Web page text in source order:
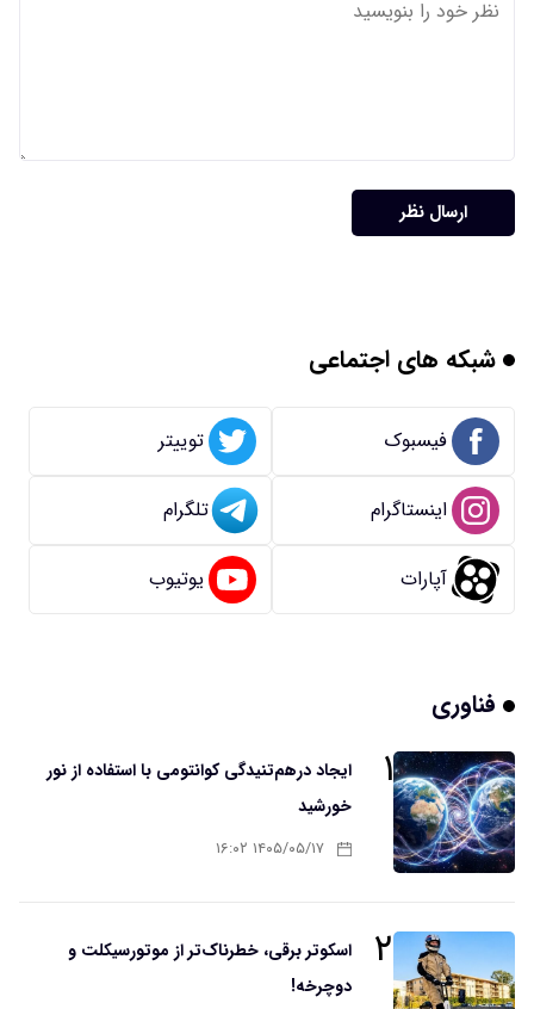
ارسال نظر
شبکه های اجتماعی
فیسبوک توییتر
اینستاگرام تلگرام
آپارات یوتیوب
فناوری
۱
ایجاد درهم‌تنیدگی کوانتومی با استفاده از نور
خورشید
۱۴۰۵/۰۵/۱۷ ۱۶:۰۲
۲
اسکوتر برقی، خطرناک‌تر از موتورسیکلت و
دوچرخه!